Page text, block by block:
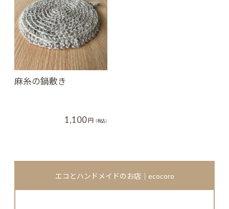
麻糸の鍋敷き
1,100円 （税込）
エコとハンドメイドのお店｜ecocoro